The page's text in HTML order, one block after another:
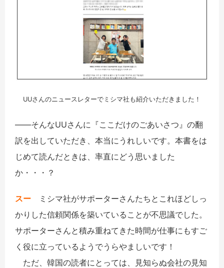
UUさんのニュースレターでミシマ社も紹介いただきました！
――そんなUUさんに『ここだけのごあいさつ』の翻
訳を出していただき、本当にうれしいです。本書をは
じめて読んだときは、率直にどう思いました
か・・・？
スー ミシマ社がサポーターさんたちとこれほどしっ
かりした信頼関係を築いていることが不思議でした。
サポーターさんと積み重ねてきた時間が仕事にもすご
く役に立っているようでうらやましいです！
ただ、韓国の読者にとっては、見知らぬ会社の見知